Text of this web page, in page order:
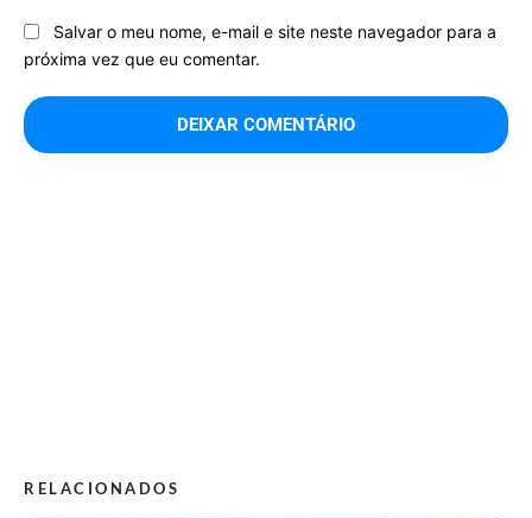
Salvar o meu nome, e-mail e site neste navegador para a
próxima vez que eu comentar.
RELACIONADOS